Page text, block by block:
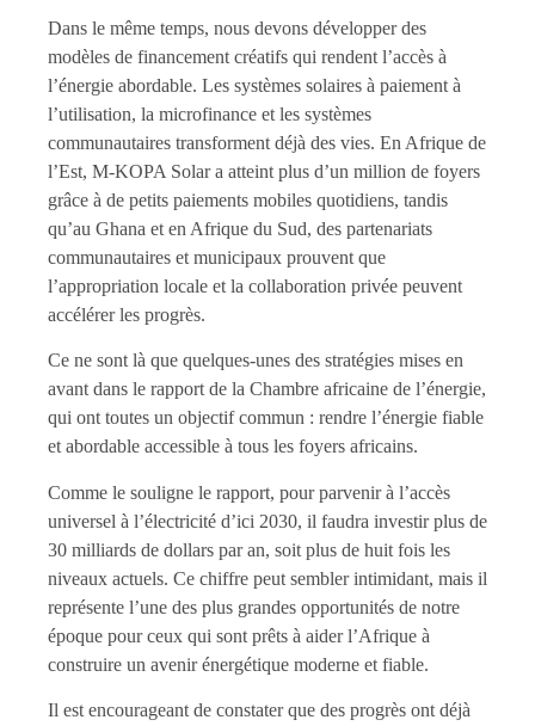
Dans le même temps, nous devons développer des
modèles de financement créatifs qui rendent l’accès à
l’énergie abordable. Les systèmes solaires à paiement à
l’utilisation, la microfinance et les systèmes
communautaires transforment déjà des vies. En Afrique de
l’Est, M-KOPA Solar a atteint plus d’un million de foyers
grâce à de petits paiements mobiles quotidiens, tandis
qu’au Ghana et en Afrique du Sud, des partenariats
communautaires et municipaux prouvent que
l’appropriation locale et la collaboration privée peuvent
accélérer les progrès.
Ce ne sont là que quelques-unes des stratégies mises en
avant dans le rapport de la Chambre africaine de l’énergie,
qui ont toutes un objectif commun : rendre l’énergie fiable
et abordable accessible à tous les foyers africains.
Comme le souligne le rapport, pour parvenir à l’accès
universel à l’électricité d’ici 2030, il faudra investir plus de
30 milliards de dollars par an, soit plus de huit fois les
niveaux actuels. Ce chiffre peut sembler intimidant, mais il
représente l’une des plus grandes opportunités de notre
époque pour ceux qui sont prêts à aider l’Afrique à
construire un avenir énergétique moderne et fiable.
Il est encourageant de constater que des progrès ont déjà